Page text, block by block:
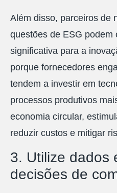
Além disso, parceiros de
questões de ESG podem
significativa para a
porque fornecedores
tendem a investir em
processos produtivos
economia circular,
reduzir custos e mitigar
3. Utilize dados
decisões de